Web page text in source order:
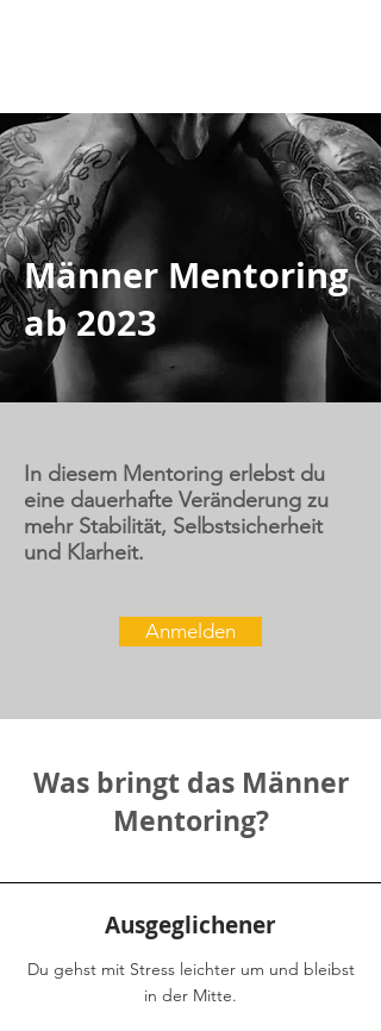
Männer Mentoring
ab 2023
In diesem Mentoring erlebst du
eine dauerhafte Veränderung zu
mehr Stabilität, Selbstsicherheit
und Klarheit.
Anmelden
Was bringt das Männer
Mentoring?
Ausgeglichener
Du gehst mit Stress leichter um und bleibst
in der Mitte.